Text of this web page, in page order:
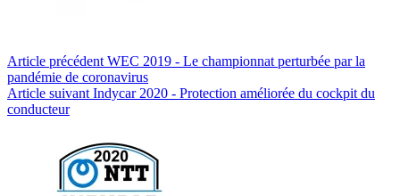
Article précédent WEC 2019 - Le championnat perturbée par la
pandémie de coronavirus
Article suivant Indycar 2020 - Protection améliorée du cockpit du
conducteur